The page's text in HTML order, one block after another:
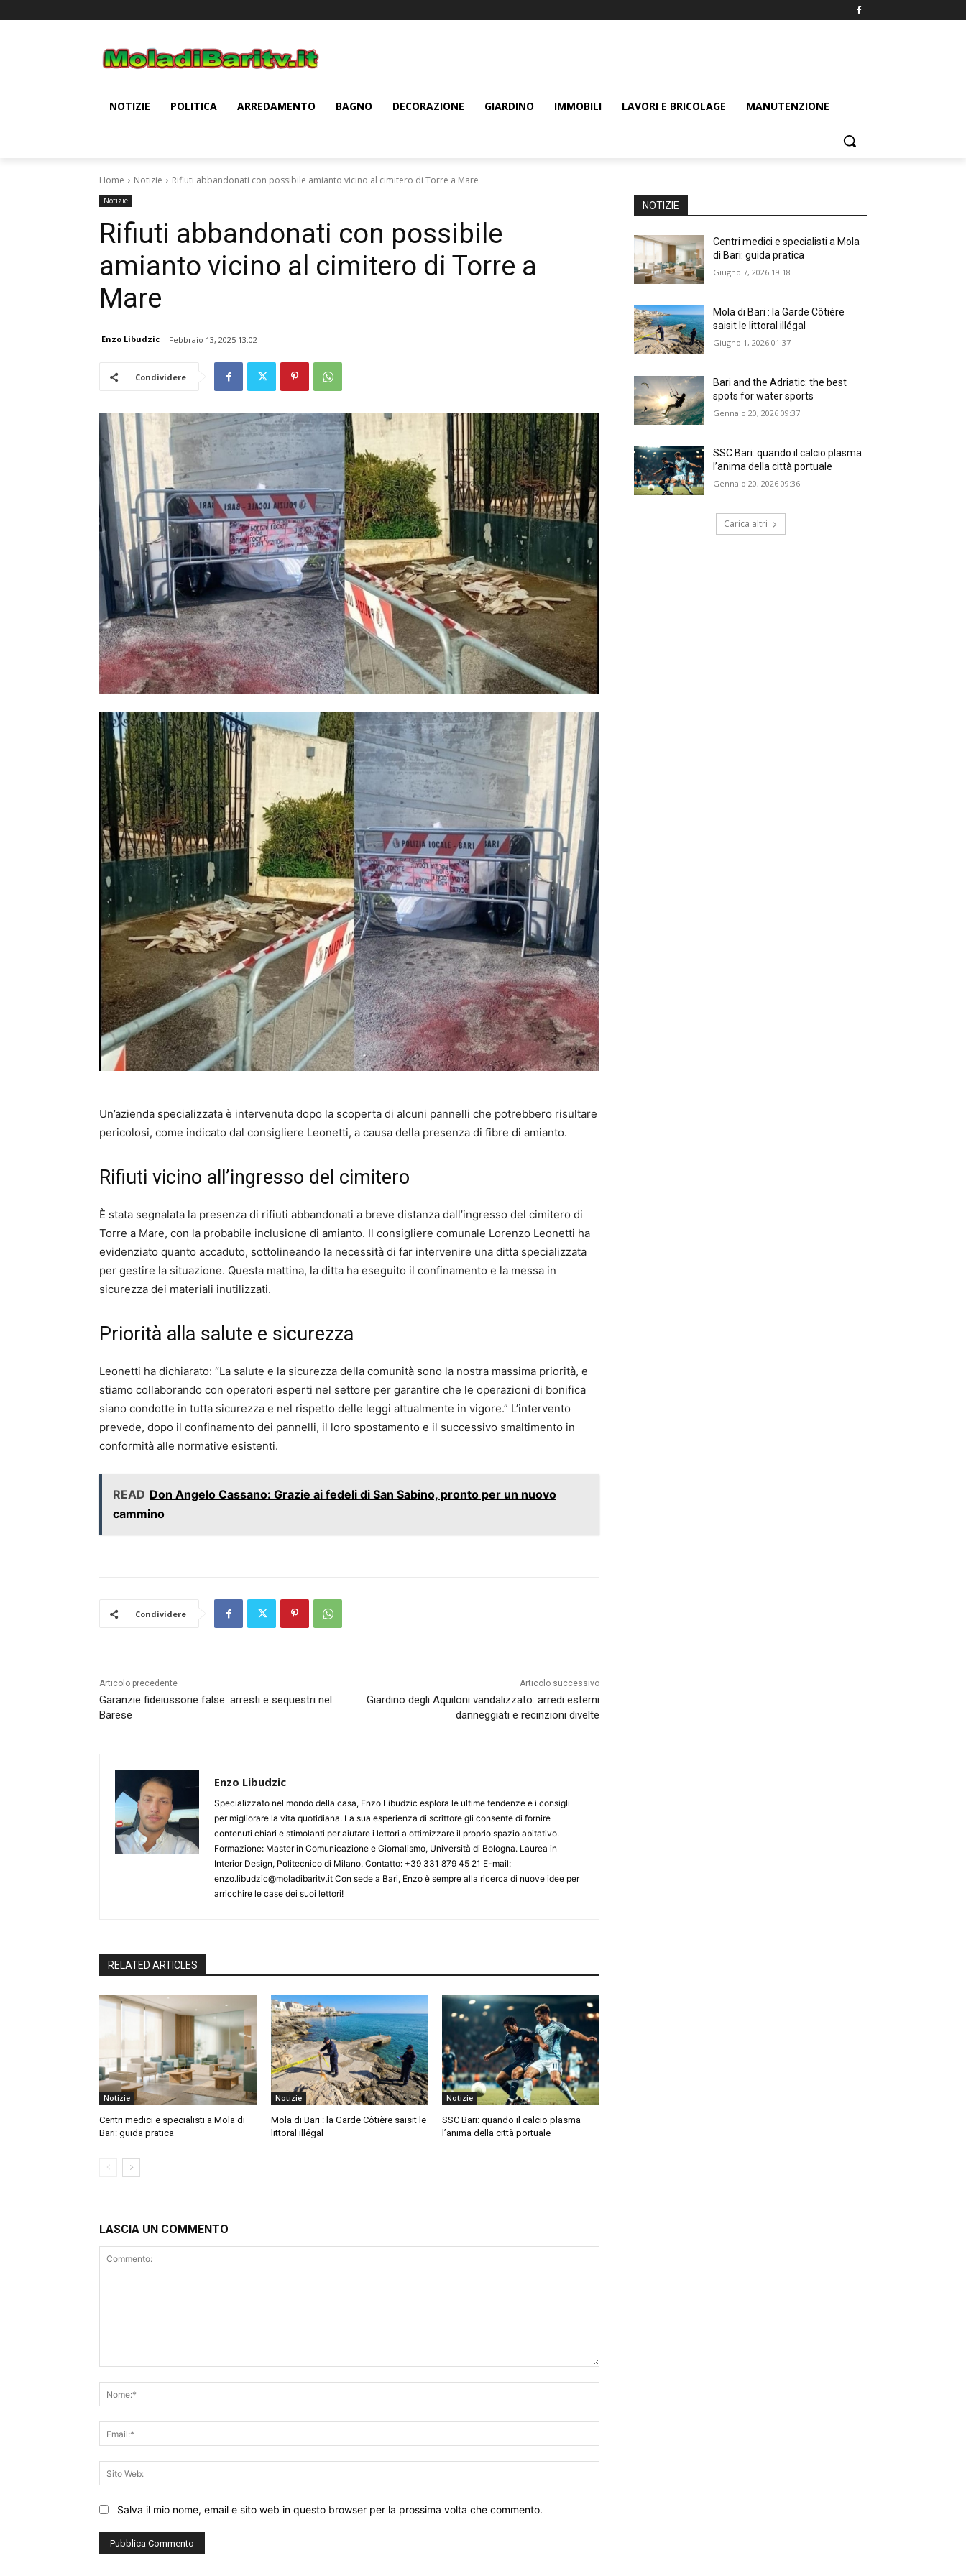
NOTIZIE POLITICA ARREDAMENTO BAGNO DECORAZIONE GIARDINO IMMOBILI LAVORI E BRICOLAGE MANUTENZIONE
Home Notizie Rifiuti abbandonati con possibile amianto vicino al cimitero di Torre a Mare
Notizie
Rifiuti abbandonati con possibile
amianto vicino al cimitero di Torre a
Mare
Enzo Libudzic Febbraio 13, 2025 13:02
Condividere
Un’azienda specializzata è intervenuta dopo la scoperta di alcuni pannelli che potrebbero risultare
pericolosi, come indicato dal consigliere Leonetti, a causa della presenza di fibre di amianto.
Rifiuti vicino all’ingresso del cimitero
È stata segnalata la presenza di rifiuti abbandonati a breve distanza dall’ingresso del cimitero di
Torre a Mare, con la probabile inclusione di amianto. Il consigliere comunale Lorenzo Leonetti ha
evidenziato quanto accaduto, sottolineando la necessità di far intervenire una ditta specializzata
per gestire la situazione. Questa mattina, la ditta ha eseguito il confinamento e la messa in
sicurezza dei materiali inutilizzati.
Priorità alla salute e sicurezza
Leonetti ha dichiarato: “La salute e la sicurezza della comunità sono la nostra massima priorità, e
stiamo collaborando con operatori esperti nel settore per garantire che le operazioni di bonifica
siano condotte in tutta sicurezza e nel rispetto delle leggi attualmente in vigore.” L’intervento
prevede, dopo il confinamento dei pannelli, il loro spostamento e il successivo smaltimento in
conformità alle normative esistenti.
READ Don Angelo Cassano: Grazie ai fedeli di San Sabino, pronto per un nuovo
cammino
Condividere
Articolo precedente
Garanzie fideiussorie false: arresti e sequestri nel
Barese
Articolo successivo
Giardino degli Aquiloni vandalizzato: arredi esterni
danneggiati e recinzioni divelte
Enzo Libudzic
Specializzato nel mondo della casa, Enzo Libudzic esplora le ultime tendenze e i consigli
per migliorare la vita quotidiana. La sua esperienza di scrittore gli consente di fornire
contenuti chiari e stimolanti per aiutare i lettori a ottimizzare il proprio spazio abitativo.
Formazione: Master in Comunicazione e Giornalismo, Università di Bologna. Laurea in
Interior Design, Politecnico di Milano. Contatto: +39 331 879 45 21 E-mail:
enzo.libudzic@moladibaritv.it Con sede a Bari, Enzo è sempre alla ricerca di nuove idee per
arricchire le case dei suoi lettori!
RELATED ARTICLES
Notizie
Centri medici e specialisti a Mola di
Bari: guida pratica
Notizie
Mola di Bari : la Garde Côtière saisit le
littoral illégal
Notizie
SSC Bari: quando il calcio plasma
l’anima della città portuale
LASCIA UN COMMENTO
Web:
Salva il mio nome, email e sito web in questo browser per la prossima volta che commento.
NOTIZIE
Centri medici e specialisti a Mola
di Bari: guida pratica
Giugno 7, 2026 19:18
Mola di Bari : la Garde Côtière
saisit le littoral illégal
Giugno 1, 2026 01:37
Bari and the Adriatic: the best
spots for water sports
Gennaio 20, 2026 09:37
SSC Bari: quando il calcio plasma
l’anima della città portuale
Gennaio 20, 2026 09:36
Carica altri